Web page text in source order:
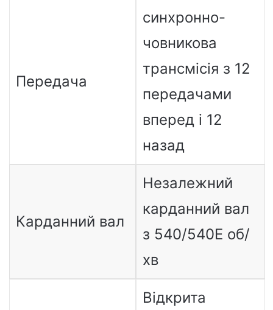
Передача
синхронно-
човникова
трансмісія з 12
передачами
вперед і 12
назад
Карданний вал
Незалежний
карданний вал
з 540/540E об/
хв
Відкрита